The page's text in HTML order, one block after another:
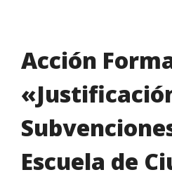
Acción
Escuela de